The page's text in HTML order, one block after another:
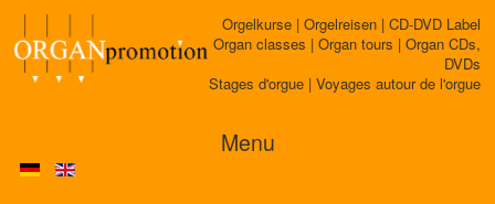
Orgelkurse | Orgelreisen | CD-DVD Label
Organ classes | Organ tours | Organ CDs,
DVDs
Stages d'orgue | Voyages autour de l'orgue
Menu